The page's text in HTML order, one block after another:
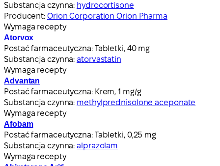
Substancja czynna: hydrocortisone
Producent: Orion Corporation Orion Pharma
Wymaga recepty
Atorvox
Postać farmaceutyczna: Tabletki, 40 mg
Substancja czynna:atorvastatin
Wymaga recepty
Advantan
Postać farmaceutyczna: Krem, 1 mg/g
Substancja czynna: methylprednisolone aceponate
Wymaga recepty
Afobam
Postać farmaceutyczna: Tabletki, 0,25 mg
Substancja czynna:alprazolam
Wymaga recepty